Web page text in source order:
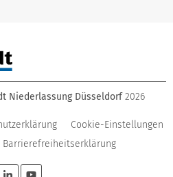
Niederlassung Düsseldorf 2026
Cookie-Einstellungen
Barrierefreiheitserklärung